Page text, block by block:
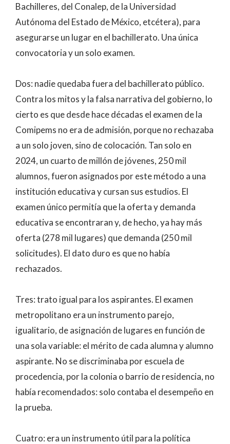
Bachilleres, del Conalep, de la Universidad
Autónoma del Estado de México, etcétera), para
asegurarse un lugar en el bachillerato. Una única
convocatoria y un solo examen.
Dos: nadie quedaba fuera del bachillerato público.
Contra los mitos y la falsa narrativa del gobierno, lo
cierto es que desde hace décadas el examen de la
Comipems no era de admisión, porque no rechazaba
a un solo joven, sino de colocación. Tan solo en
2024, un cuarto de millón de jóvenes, 250 mil
alumnos, fueron asignados por este método a una
institución educativa y cursan sus estudios. El
examen único permitía que la oferta y demanda
educativa se encontraran y, de hecho, ya hay más
oferta (278 mil lugares) que demanda (250 mil
solicitudes). El dato duro es que no había
rechazados.
Tres: trato igual para los aspirantes. El examen
metropolitano era un instrumento parejo,
igualitario, de asignación de lugares en función de
una sola variable: el mérito de cada alumna y alumno
aspirante. No se discriminaba por escuela de
procedencia, por la colonia o barrio de residencia, no
había recomendados: solo contaba el desempeño en
la prueba.
Cuatro: era un instrumento útil para la política